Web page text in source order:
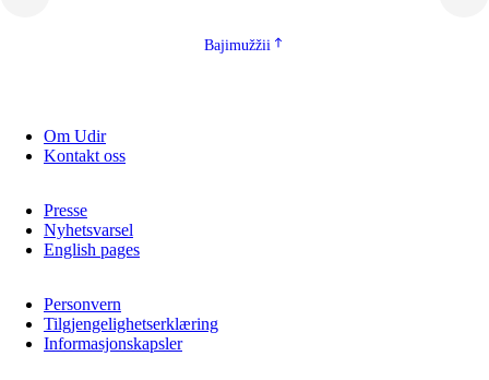
Bajimužžii
Om Udir
Kontakt oss
Presse
Nyhetsvarsel
English pages
Personvern
Tilgjengelighetserklæring
Informasjonskapsler